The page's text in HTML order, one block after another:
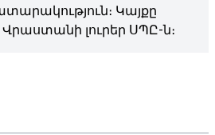
Կայքը
լուրեր ՍՊԸ-ն։